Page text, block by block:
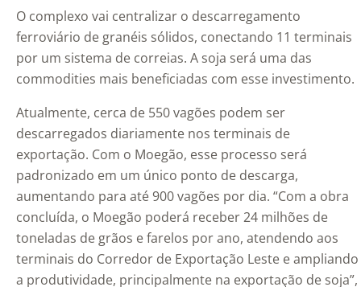
O complexo vai centralizar o descarregamento
ferroviário de granéis sólidos, conectando 11 terminais
por um sistema de correias. A soja será uma das
commodities mais beneficiadas com esse investimento.
Atualmente, cerca de 550 vagões podem ser
descarregados diariamente nos terminais de
exportação. Com o Moegão, esse processo será
padronizado em um único ponto de descarga,
aumentando para até 900 vagões por dia. “Com a obra
concluída, o Moegão poderá receber 24 milhões de
toneladas de grãos e farelos por ano, atendendo aos
terminais do Corredor de Exportação Leste e ampliando
a produtividade, principalmente na exportação de soja”,